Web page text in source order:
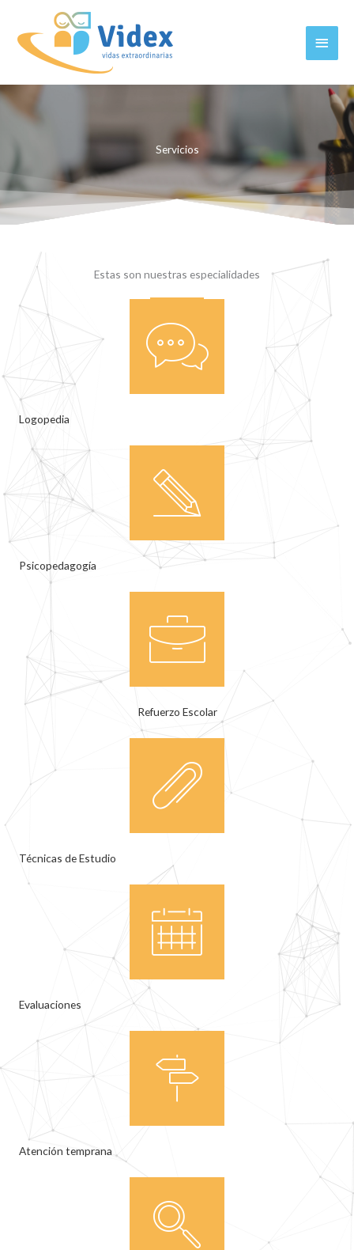
contenido
Servicios
Estas son nuestras especialidades
Logopedia
Psicopedagogía
Refuerzo Escolar
Técnicas de Estudio
Evaluaciones
Atención temprana